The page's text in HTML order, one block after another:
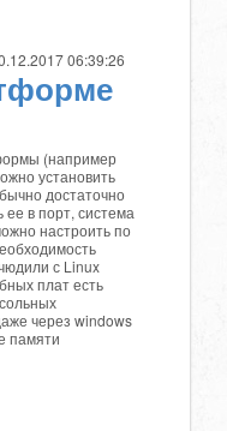
06:39:26
(например
установить
достаточно
ее в порт, система
настроить по
с Linux
плат есть
через windows
памяти